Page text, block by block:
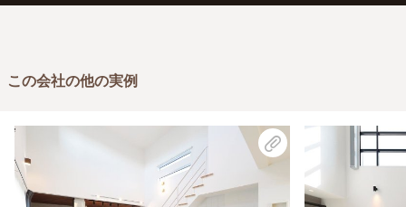
この会社の他の実例